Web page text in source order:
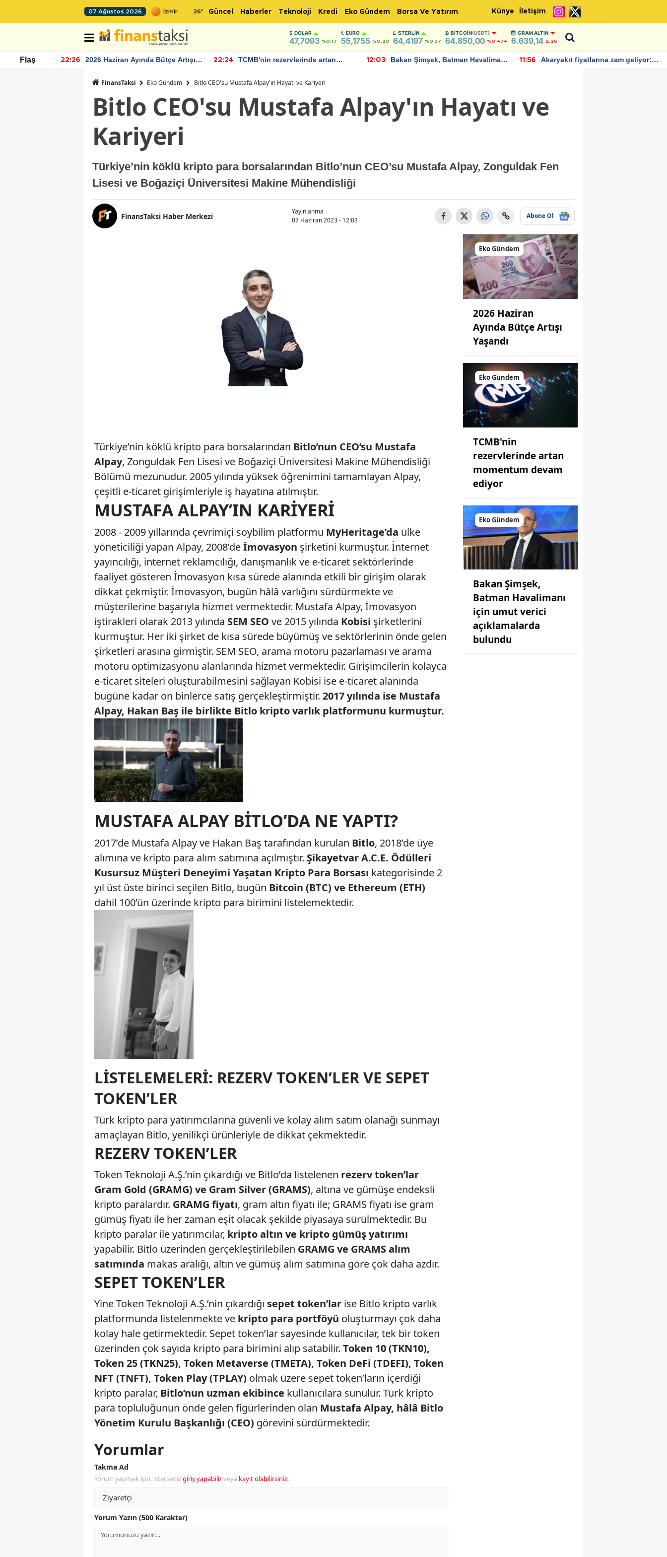
07 Ağustos 2026 26° Güncel Haberler Teknoloji Kredi Eko Gündem Borsa Ve Yatırım Künye İletişim
DOLAR
47,7093 %0.17
EURO
55,1755 %0.29
STERLIN
64,4197 %0.37
BITCOIN(USDT)
64.850,00 %0.474
GRAM ALTIN
6.639,14 2,26
Flaş 22:26
2026 Haziran Ayında Bütçe Artışı
22:24
TCMB'nin rezervlerinde artan
12:03
Bakan Şimşek, Batman Havalimanı
11:56
Akaryakıt fiyatlarına zam geliyor:
FinansTaksi Eko Gündem Bitlo CEO'su Mustafa Alpay'ın Hayatı ve Kariyeri
Bitlo CEO'su Mustafa Alpay'ın Hayatı ve
Kariyeri
Türkiye’nin köklü kripto para borsalarından Bitlo’nun CEO’su Mustafa Alpay, Zonguldak Fen
Lisesi ve Boğaziçi Üniversitesi Makine Mühendisliği
FinansTaksi Haber Merkezi
Yayınlanma
07 Haziran 2023 - 12:03
Abone Ol
Türkiye’nin köklü kripto para borsalarından Bitlo’nun CEO’su Mustafa
Alpay, Zonguldak Fen Lisesi ve Boğaziçi Üniversitesi Makine Mühendisliği
Bölümü mezunudur. 2005 yılında yüksek öğrenimini tamamlayan Alpay,
çeşitli e-ticaret girişimleriyle iş hayatına atılmıştır.
MUSTAFA ALPAY’IN KARIYERI
2008 - 2009 yıllarında çevrimiçi soybilim platformu MyHeritage’da ülke
yöneticiliği yapan Alpay, 2008’deİmovasyon şirketini kurmuştur. İnternet
yayıncılığı, internet reklamcılığı, danışmanlık ve e-ticaret sektörlerinde
faaliyet gösteren İmovasyon kısa sürede alanında etkili bir girişim olarak
dikkat çekmiştir. İmovasyon, bugün hâlâ varlığını sürdürmekte ve
müşterilerine başarıyla hizmet vermektedir. Mustafa Alpay, İmovasyon
iştirakleri olarak 2013 yılında SEM SEO ve 2015 yılında Kobisi şirketlerini
kurmuştur. Her iki şirket de kısa sürede büyümüş ve sektörlerinin önde gelen
şirketleri arasına girmiştir. SEM SEO, arama motoru pazarlaması ve arama
motoru optimizasyonu alanlarında hizmet vermektedir. Girişimcilerin kolayca
e-ticaret siteleri oluşturabilmesini sağlayan Kobisi ise e-ticaret alanında
bugüne kadar on binlerce satış gerçekleştirmiştir. 2017 yılında ise Mustafa
Alpay, Hakan Baş ile birlikte Bitlo kripto varlık platformunu kurmuştur.
MUSTAFA ALPAY BITLO’DA NE YAPTI?
2017’de Mustafa Alpay ve Hakan Baş tarafından kurulan Bitlo, 2018’de üye
alımına ve kripto para alım satımına açılmıştır. Şikayetvar A.C.E. Ödülleri
Kusursuz Müşteri Deneyimi Yaşatan Kripto Para Borsası kategorisinde 2
yıl üst üste birinci seçilen Bitlo, bugün Bitcoin (BTC) ve Ethereum (ETH)
dahil 100’ün üzerinde kripto para birimini listelemektedir.
LISTELEMELERI: REZERV TOKEN’LER VE SEPET
TOKEN’LER
Türk kripto para yatırımcılarına güvenli ve kolay alım satım olanağı sunmayı
amaçlayan Bitlo, yenilikçi ürünleriyle de dikkat çekmektedir.
REZERV TOKEN’LER
Token Teknoloji A.Ş.’nin çıkardığı ve Bitlo’da listelenen rezerv token’lar
Gram Gold (GRAMG) ve Gram Silver (GRAMS), altına ve gümüşe endeksli
kripto paralardır. GRAMG fiyatı, gram altın fiyatı ile; GRAMS fiyatı ise gram
gümüş fiyatı ile her zaman eşit olacak şekilde piyasaya sürülmektedir. Bu
kripto paralar ile yatırımcılar, kripto altın ve kripto gümüşyatırımı
yapabilir. Bitlo üzerinden gerçekleştirilebilen GRAMG ve GRAMS alım
satımında makas aralığı, altın ve gümüş alım satımına göre çok daha azdır.
SEPET TOKEN’LER
Yine Token Teknoloji A.Ş.’nin çıkardığı sepet token’lar ise Bitlo kripto varlık
platformunda listelenmekte ve kripto para portföyü oluşturmayı çok daha
kolay hale getirmektedir. Sepet token’lar sayesinde kullanıcılar, tek bir token
üzerinden çok sayıda kripto para birimini alıp satabilir. Token 10 (TKN10),
Token 25 (TKN25), Token Metaverse (TMETA), Token DeFi (TDEFI), Token
NFT (TNFT), Token Play (TPLAY) olmak üzere sepet token’ların içerdiği
kripto paralar, Bitlo’nun uzman ekibince kullanıcılara sunulur. Türk kripto
para topluluğunun önde gelen figürlerinden olan Mustafa Alpay, hâlâ Bitlo
Yönetim Kurulu Başkanlığı (CEO) görevini sürdürmektedir.
Yorumlar
Takma Ad
Yorum yapmak için, istersenizgiriş yapabilirveya kayıt olabilirsiniz.
Yorum Yazın (500 Karakter)
Eko Gündem
2026 Haziran
Ayında Bütçe Artışı
Yaşandı
Eko Gündem
TCMB'nin
rezervlerinde artan
momentum devam
ediyor
Eko Gündem
Bakan Şimşek,
Batman Havalimanı
için umut verici
açıklamalarda
bulundu